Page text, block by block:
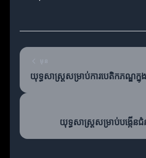
យុទ្ធសាស្ត្រសម្រាប់ការបេតិកភណ្ឌក្
យុទ្ធសាស្ត្រសម្រាប់បង្កើ